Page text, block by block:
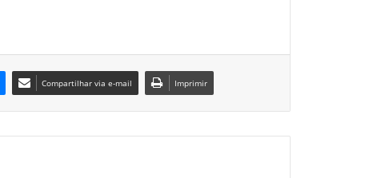
Compartilhar via e-mail Imprimir